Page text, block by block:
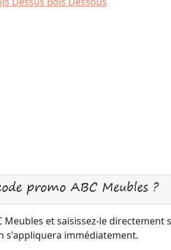
promo ABC Meubles ?
Meubles et saisissez-le directement
s'appliquera immédiatement.